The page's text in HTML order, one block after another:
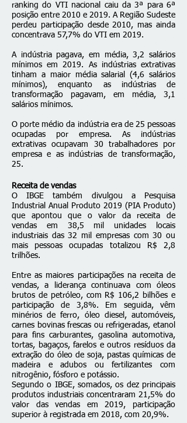
ranking do VTI nacional caiu da 3ª para 6ª
posição entre 2010 e 2019. A Região Sudeste
perdeu participação desde 2010, mas ainda
concentrava 57,7% do VTI em 2019.
A indústria pagava, em média, 3,2 salários
mínimos em 2019. As indústrias extrativas
tinham a maior média salarial (4,6 salários
mínimos), enquanto as indústrias de
transformação pagavam, em média, 3,1
salários mínimos.
O porte médio da indústria era de 25 pessoas
ocupadas por empresa. As indústrias
extrativas ocupavam 30 trabalhadores por
empresa e as indústrias de transformação,
25.
Receita de vendas
O IBGE também divulgou a Pesquisa
Industrial Anual Produto 2019 (PIA Produto)
que apontou que o valor da receita de
vendas em 38,5 mil unidades locais
industriais das 32 mil empresas com 30 ou
mais pessoas ocupadas totalizou R$ 2,8
trilhões.
Entre as maiores participações na receita de
vendas, a liderança continuava com óleos
brutos de petróleo, com R$ 106,2 bilhões e
participação de 3,8%. Em seguida, vêm
minérios de ferro, óleo diesel, automóveis,
carnes bovinas frescas ou refrigeradas, etanol
para fins carburantes, gasolina automotiva,
tortas, bagaços, farelos e outros resíduos da
extração do óleo de soja, pastas químicas de
madeira e adubos ou fertilizantes com
nitrogênio, fósforo e potássio.
Segundo o IBGE, somados, os dez principais
produtos industriais concentraram 21,5% do
valor das vendas em 2019, participação
superior à registrada em 2018, com 20,9%.